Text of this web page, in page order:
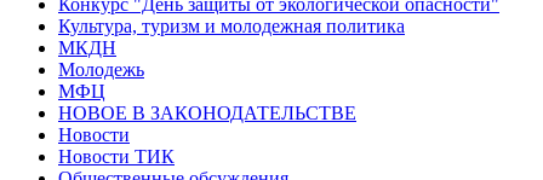
Конкурс "День защиты от экологической опасности"
Культура, туризм и молодежная политика
МКДН
Молодежь
МФЦ
НОВОЕ В ЗАКОНОДАТЕЛЬСТВЕ
Новости
Новости ТИК